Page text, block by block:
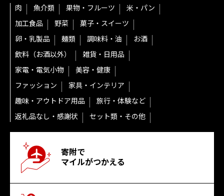
肉 魚介類 果物・フルーツ
米・パン
加工食品
野菜
菓子・スイーツ
卵・乳製品
麺類 調味料・油
お酒
飲料（お酒以外）
雑貨・日用品
家電・電気小物
美容・健康
ファッション
家具・インテリア
趣味・アウトドア用品
旅行・体験など
返礼品なし・感謝状
セット類・その他
寄附で
マイルがつかえる